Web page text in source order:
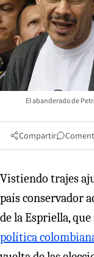
El abanderado de
Compartir
Vistiendo trajes
país conservador
de la Espriella,
política